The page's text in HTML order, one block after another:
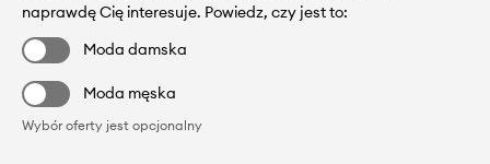
naprawdę Cię interesuje. Powiedz, czy jest to:
Moda damska
Moda męska
Wybór oferty jest opcjonalny